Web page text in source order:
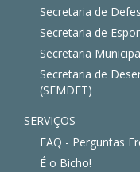
Secretaria de
Secretaria de
Secretaria
Secretaria de
(SEMDET)
SERVIÇOS
FAQ - Perguntas
É o Bicho!